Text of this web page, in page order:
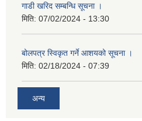
गाडी खरिद सम्बन्धि सूचना ।
मिति: 07/02/2024 - 13:30
बोलपत्र स्विकृत गर्ने आशयको सूचना ।
मिति: 02/18/2024 - 07:39
अन्य